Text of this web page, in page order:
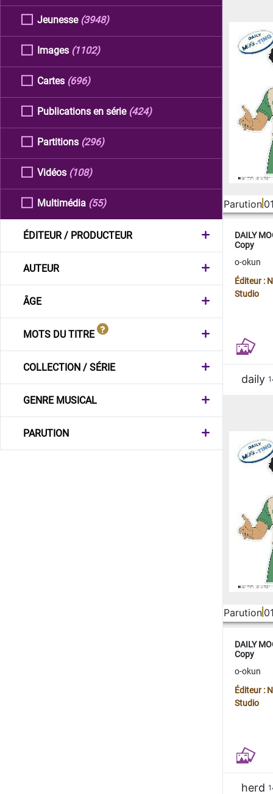
Jeunesse (3948)
Images (1102)
Cartes (696)
Publications en série (424)
Partitions (296)
Vidéos (108)
Multimédia (55)
ÉDITEUR / PRODUCTEUR
AUTEUR
ÂGE
MOTS DU TITRE
COLLECTION / SÉRIE
GENRE MUSICAL
PARUTION
Parution
DAILY
Copy
o-okun
Éditeur :
Studio
daily
Parution
DAILY
Copy
o-okun
Éditeur :
Studio
herd